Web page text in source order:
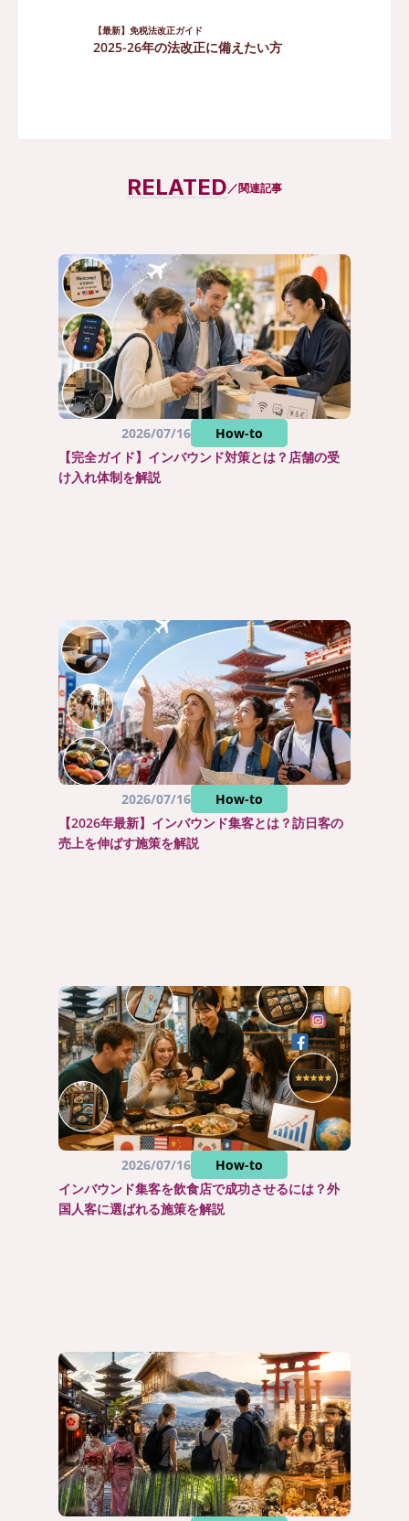
【最新】免税法改正ガイド
2025-26年の法改正に備えたい方
RELATED ／関連記事
2026/07/16
How-to
【完全ガイド】インバウンド対策とは？店舗の受
け入れ体制を解説
2026/07/16
How-to
【2026年最新】インバウンド集客とは？訪日客の
売上を伸ばす施策を解説
2026/07/16
How-to
インバウンド集客を飲食店で成功させるには？外
国人客に選ばれる施策を解説